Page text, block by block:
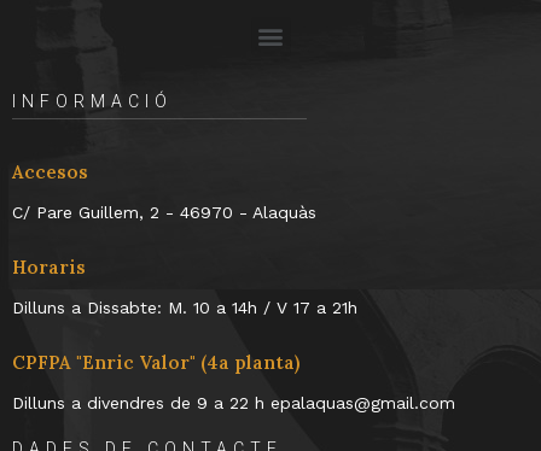
INFORMACIÓ
Accesos
C/ Pare Guillem, 2 - 46970 - Alaquàs
Horaris
Dilluns a Dissabte: M. 10 a 14h / V 17 a 21h
CPFPA "Enric Valor" (4a planta)
Dilluns a divendres de 9 a 22 h epalaquas@gmail.com